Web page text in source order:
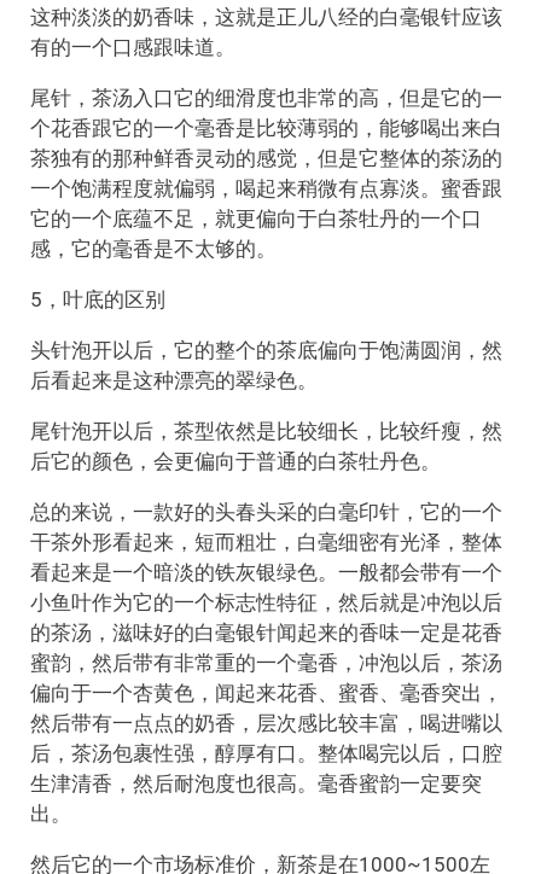
这种淡淡的奶香味，这就是正儿八经的白毫银针应该
有的一个口感跟味道。
尾针，茶汤入口它的细滑度也非常的高，但是它的一
个花香跟它的一个毫香是比较薄弱的，能够喝出来白
茶独有的那种鲜香灵动的感觉，但是它整体的茶汤的
一个饱满程度就偏弱，喝起来稍微有点寡淡。蜜香跟
它的一个底蕴不足，就更偏向于白茶牡丹的一个口
感，它的毫香是不太够的。
5，叶底的区别
头针泡开以后，它的整个的茶底偏向于饱满圆润，然
后看起来是这种漂亮的翠绿色。
尾针泡开以后，茶型依然是比较细长，比较纤瘦，然
后它的颜色，会更偏向于普通的白茶牡丹色。
总的来说，一款好的头春头采的白毫印针，它的一个
干茶外形看起来，短而粗壮，白毫细密有光泽，整体
看起来是一个暗淡的铁灰银绿色。一般都会带有一个
小鱼叶作为它的一个标志性特征，然后就是冲泡以后
的茶汤，滋味好的白毫银针闻起来的香味一定是花香
蜜韵，然后带有非常重的一个毫香，冲泡以后，茶汤
偏向于一个杏黄色，闻起来花香、蜜香、毫香突出，
然后带有一点点的奶香，层次感比较丰富，喝进嘴以
后，茶汤包裹性强，醇厚有口。整体喝完以后，口腔
生津清香，然后耐泡度也很高。毫香蜜韵一定要突
出。
然后它的一个市场标准价，新茶是在1000~1500左